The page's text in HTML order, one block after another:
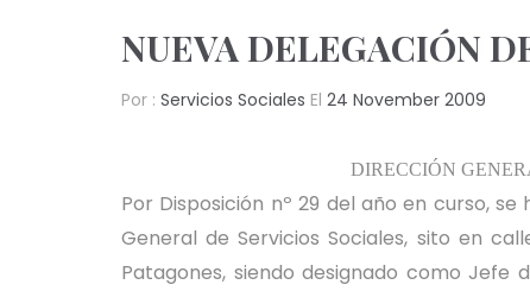
NUEVA DELEGACIÓN
Por : Servicios Sociales El 24 November 2009
DIRECCIÓN
Por Disposición nº 29 del año en curso,
General de Servicios Sociales, sito en
Patagones, siendo designado como Jefe